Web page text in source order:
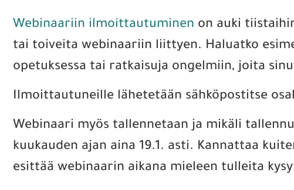
Webinaariin ilmoittautuminen on auki
tai toiveita webinaariin liittyen. Haluatko
opetuksessa tai ratkaisuja ongelmiin, joita
Ilmoittautuneille lähetetään sähköpostitse
Webinaari myös tallennetaan ja mikäli
kuukauden ajan aina 19.1. asti. Kannattaa
esittää webinaarin aikana mieleen tulleita